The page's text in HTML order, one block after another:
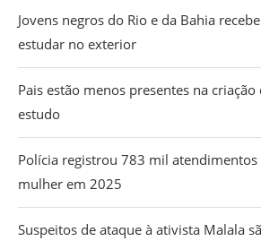
Jovens negros do Rio e da Bahia
estudar no exterior
Pais estão menos presentes na
estudo
Polícia registrou 783 mil atendimentos
mulher em 2025
Suspeitos de ataque à ativista Malala